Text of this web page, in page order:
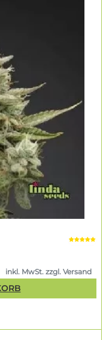
inkl. MwSt. zzgl. Versand